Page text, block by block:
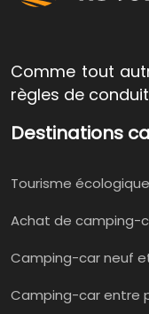
Comme tout
règles de
Destinations
Tourisme
Achat de camping-
Camping-car neuf
Camping-car entre